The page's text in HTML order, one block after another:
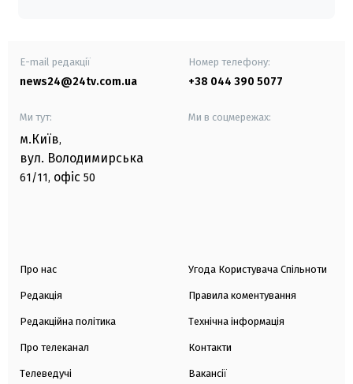
E-mail редакції
news24@24tv.com.ua
Номер телефону:
+38 044 390 5077
Ми тут:
м.Київ,
вул. Володимирська
61/11, офіс 50
Ми в соцмережах:
Про нас
Редакція
Редакційна політика
Про телеканал
Телеведучі
Угода Користувача Спільноти
Правила коментування
Технічна інформація
Контакти
Вакансії